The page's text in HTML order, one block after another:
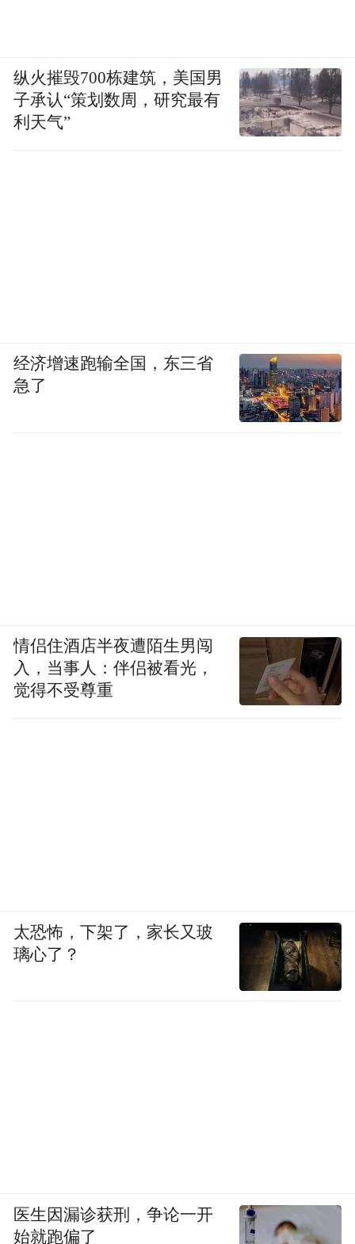
纵火摧毁700栋建筑，美国男
子承认“策划数周，研究最有
利天气”
经济增速跑输全国，东三省
急了
情侣住酒店半夜遭陌生男闯
入，当事人：伴侣被看光，
觉得不受尊重
太恐怖，下架了，家长又玻
璃心了？
医生因漏诊获刑，争论一开
始就跑偏了